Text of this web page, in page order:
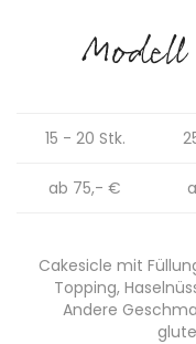
15 - 20 Stk.
ab 75,- €
Cakesicle mit
Topping,
Andere